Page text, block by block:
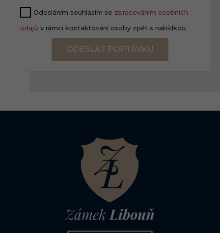
Odesláním souhlasím se zpracováním osobních
údajů v rámci kontaktování osoby zpět s nabídkou.
ODESLAT POPTÁVKU